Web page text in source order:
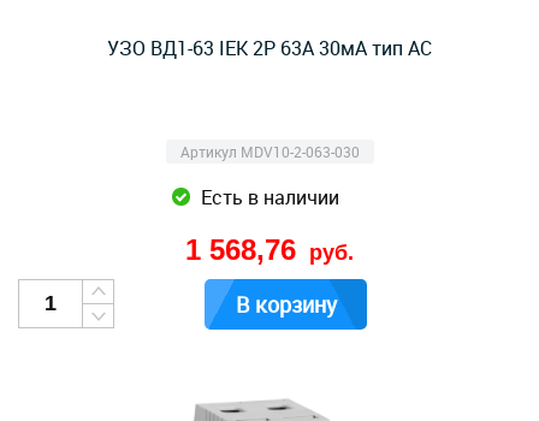
УЗО ВД1-63 IEK 2Р 63А 30мА тип AC
Артикул MDV10-2-063-030
Есть в наличии
1 568,76 руб.
В корзину